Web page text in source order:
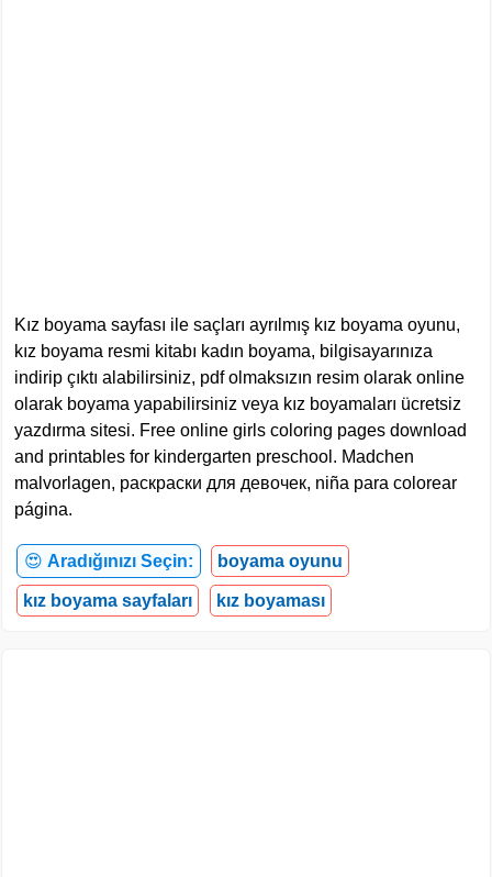
Kız boyama sayfası ile saçları ayrılmış kız boyama oyunu,
kız boyama resmi kitabı kadın boyama, bilgisayarınıza
indirip çıktı alabilirsiniz, pdf olmaksızın resim olarak online
olarak boyama yapabilirsiniz veya kız boyamaları ücretsiz
yazdırma sitesi. Free online girls coloring pages download
and printables for kindergarten preschool. Madchen
malvorlagen, раскраски для девочек, niña para colorear
página.
😍 Aradığınızı Seçin: boyama oyunu
kız boyama sayfaları kız boyaması